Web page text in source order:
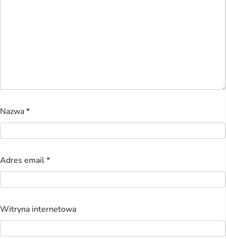
Nazwa*
Adres email*
Witryna internetowa